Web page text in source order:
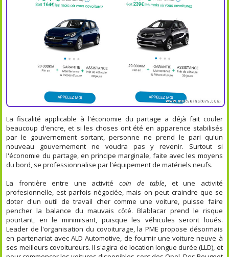
La fiscalité applicable à l'économie du partage a déjà fait couler
beaucoup d'encre, et si les choses ont été en apparence stabilisés
par le gouvernement sortant, personne ne prend le pari qu'un
nouveau gouvernement ne voudra pas y revenir. Surtout si
l'économie du partage, en principe marginale, faite avec les moyens
du bord, se professionnalise par l'équipement de matériels neufs.
La frontière entre une activité coin de table, et une activité
profesionnelle, est parfois négociée, mais on peut craindre que se
doter d'un outil de travail cher comme une voiture, puisse faire
pencher la balance du mauvais côté. Blablacar prend le risque
pourtant, en le minimisant, puisque les véhicules seront loués.
Leader de l'organisation du covoiturage, la PME propose désormais
en partenariat avec ALD Automotive, de fournir une voiture neuve à
ses meilleurs covoitureurs. Il s'agira de location longue durée (LLD), et